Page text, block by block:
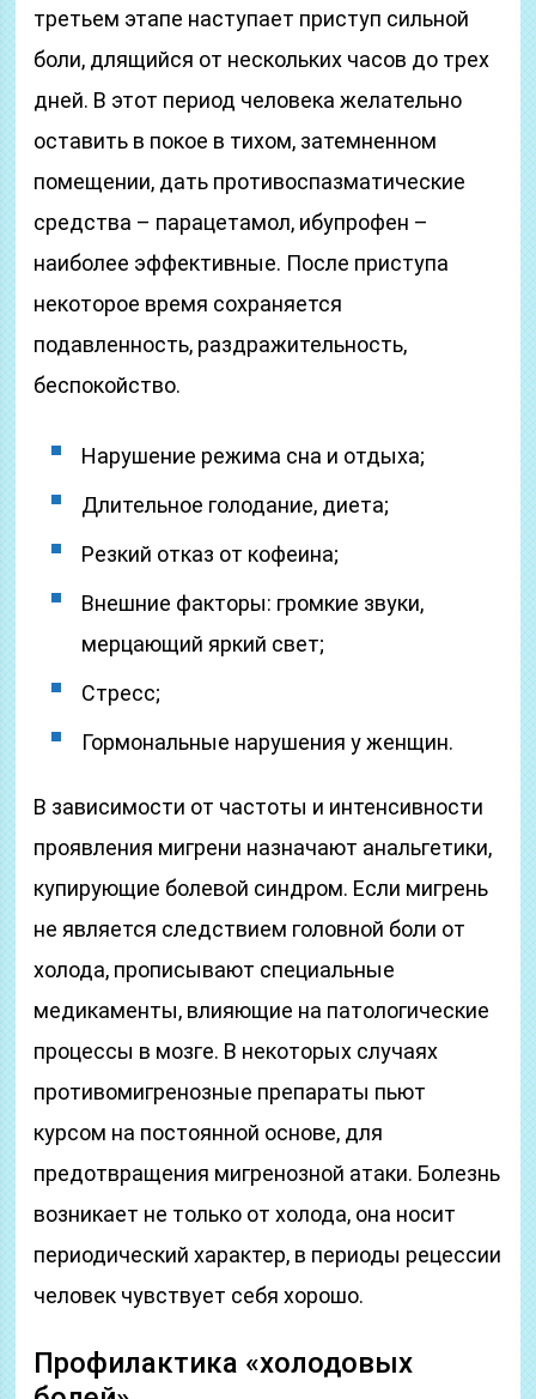
третьем этапе наступает приступ сильной
боли, длящийся от нескольких часов до трех
дней. В этот период человека желательно
оставить в покое в тихом, затемненном
помещении, дать противоспазматические
средства – парацетамол, ибупрофен –
наиболее эффективные. После приступа
некоторое время сохраняется
подавленность, раздражительность,
беспокойство.
Нарушение режима сна и отдыха;
Длительное голодание, диета;
Резкий отказ от кофеина;
Внешние факторы: громкие звуки,
мерцающий яркий свет;
Стресс;
Гормональные нарушения у женщин.
В зависимости от частоты и интенсивности
проявления мигрени назначают анальгетики,
купирующие болевой синдром. Если мигрень
не является следствием головной боли от
холода, прописывают специальные
медикаменты, влияющие на патологические
процессы в мозге. В некоторых случаях
противомигренозные препараты пьют
курсом на постоянной основе, для
предотвращения мигренозной атаки. Болезнь
возникает не только от холода, она носит
периодический характер, в периоды рецессии
человек чувствует себя хорошо.
Профилактика «холодовых